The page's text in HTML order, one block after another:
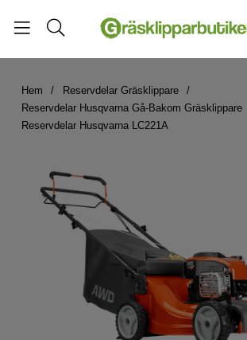
Hem
Reservdelar Gräsklippare
Reservdelar Husqvarna Gå-Bakom Gräsklippare
Reservdelar Husqvarna LC221A